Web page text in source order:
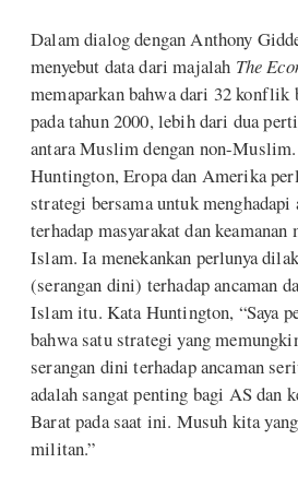
Dalam dialog dengan Anthony
menyebut data dari majalah The
memaparkan bahwa dari 32 konflik
pada tahun 2000, lebih dari dua
antara Muslim dengan non-
Huntington, Eropa dan Amerika
strategi bersama untuk menghadapi
terhadap masyarakat dan
Islam. Ia menekankan perlunya
(serangan dini) terhadap ancaman
Islam itu. Kata Huntington, “Saya
bahwa satu strategi yang
serangan dini terhadap ancaman
adalah sangat penting bagi AS dan
Barat pada saat ini. Musuh kita
militan.”